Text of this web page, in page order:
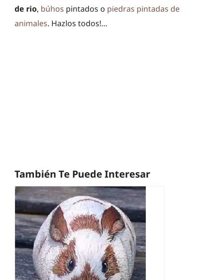
de rio, búhos pintados o piedras pintadas de
animales. Hazlos todos!…
También Te Puede Interesar